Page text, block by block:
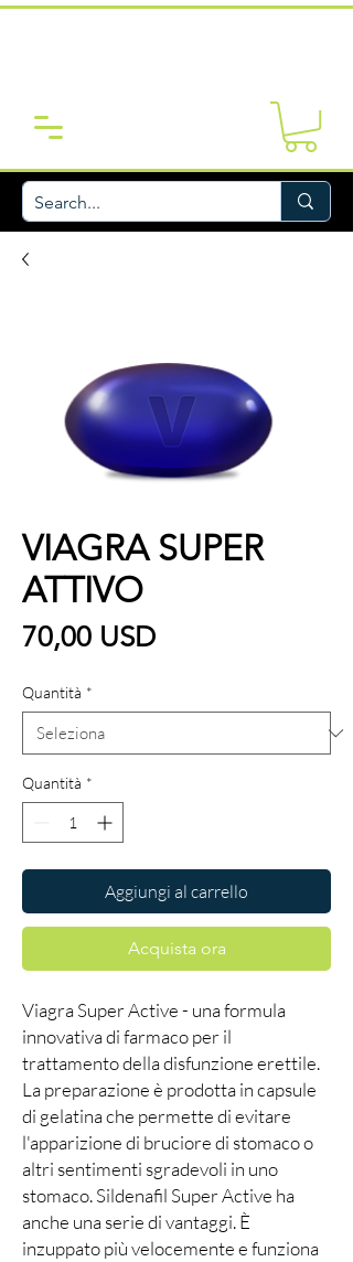
VIAGRA SUPER
ATTIVO
70,00 USDPrezzo
Quantità *
Quantità *
Aggiungi al carrello
Acquista ora
Viagra Super Active - una formula
innovativa di farmaco per il
trattamento della disfunzione erettile.
La preparazione è prodotta in capsule
di gelatina che permette di evitare
l'apparizione di bruciore di stomaco o
altri sentimenti sgradevoli in uno
stomaco. Sildenafil Super Active ha
anche una serie di vantaggi. È
inzuppato più velocemente e funziona